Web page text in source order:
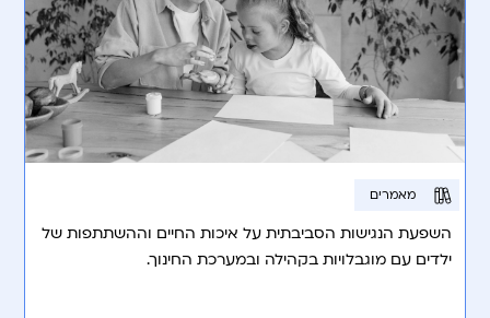
מאמרים
השפעת הנגישות הסביבתית על איכות החיים וההשתתפות של
ילדים עם מוגבלויות בקהילה ובמערכת החינוך.